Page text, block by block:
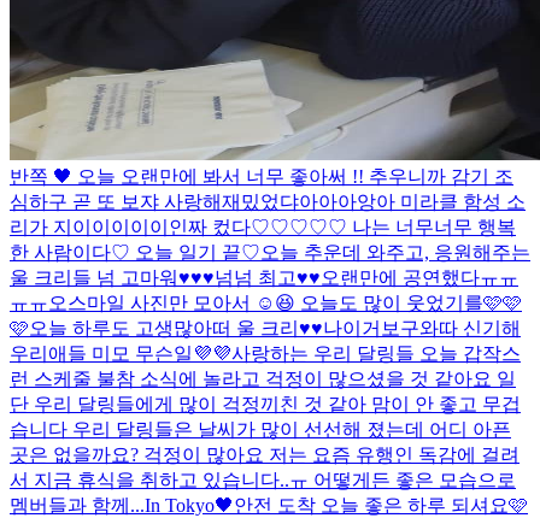
반쪽 🖤 오늘 오랜만에 봐서 너무 좋아써 !! 추우니까 감기 조
심하구 곧 또 보쟈 사랑해재밌었댜아아아앙아 미라클 함성 소
리가 지이이이이이인짜 컸다♡♡♡♡♡ 나는 너무너무 행복
한 사람이다♡ 오늘 일기 끝♡오늘 추운데 와주고, 응원해주는
울 크리들 넘 고마워♥♥♥넘넘 최고♥♥오랜만에 공연했다ㅠㅠ
ㅠㅠ오스마일 사진만 모아서 ☺️😆 오늘도 많이 웃었기를🩷🩷
🩷오늘 하루도 고생많아떠 울 크리♥♥나이거보구와따 신기해
우리애들 미모 무슨일💜💜사랑하는 우리 달링들 오늘 갑작스
런 스케줄 불참 소식에 놀라고 걱정이 많으셨을 것 같아요 일
단 우리 달링들에게 많이 걱정끼친 것 같아 맘이 안 좋고 무겁
습니다 우리 달링들은 날씨가 많이 선선해 졌는데 어디 아픈
곳은 없을까요? 걱정이 많아요 저는 요즘 유행인 독감에 걸려
서 지금 휴식을 취하고 있습니다..ㅠ 어떻게든 좋은 모습으로
멤버들과 함께...In Tokyo🖤안전 도착 오늘 좋은 하루 되셔요🩷